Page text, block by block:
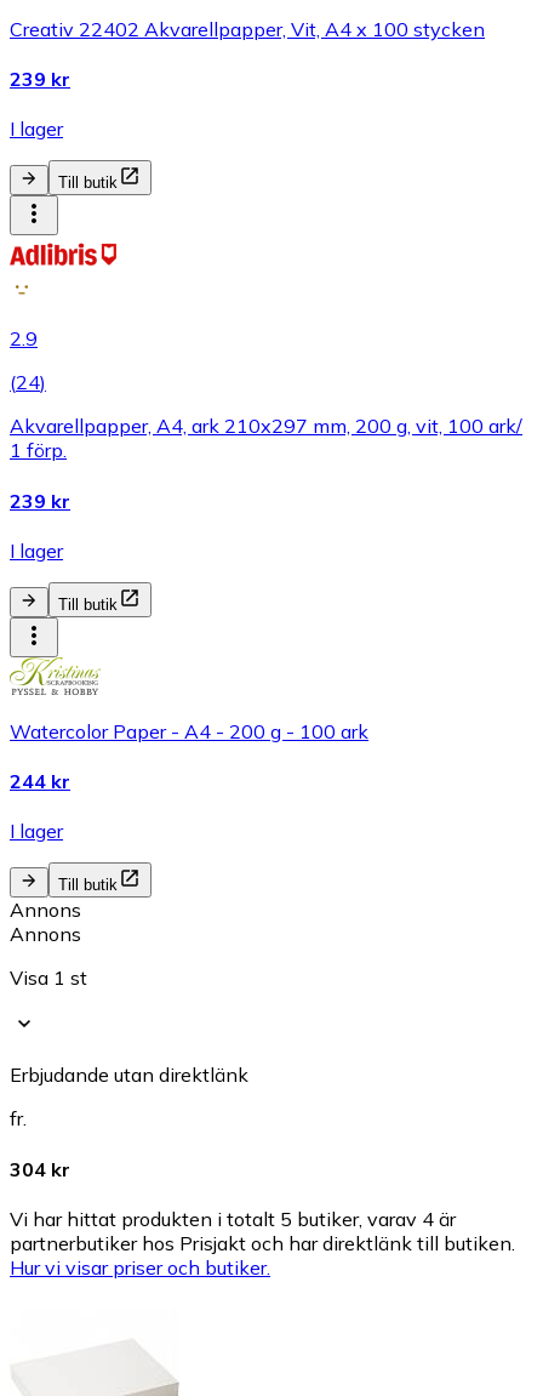
Creativ 22402 Akvarellpapper, Vit, A4 x 100 stycken
239 kr
I lager
Till butik
2.9
(24)
Akvarellpapper, A4, ark 210x297 mm, 200 g, vit, 100 ark/
1 förp.
239 kr
I lager
Till butik
Watercolor Paper - A4 - 200 g - 100 ark
244 kr
I lager
Till butik
Annons
Annons
Visa 1 st
Erbjudande utan direktlänk
fr.
304 kr
Vi har hittat produkten i totalt 5 butiker, varav 4 är
partnerbutiker hos Prisjakt och har direktlänk till butiken.
Hur vi visar priser och butiker.